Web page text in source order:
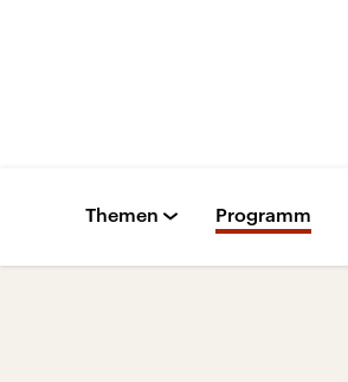
Themen Programm